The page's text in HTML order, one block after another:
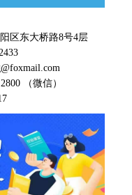
区东大桥路8号4层
（微信）